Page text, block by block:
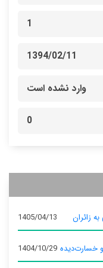
1
1394/02/11
وارد نشده است
0
زائران 1405/04/13
خسارت‌دیده 1404/10/29